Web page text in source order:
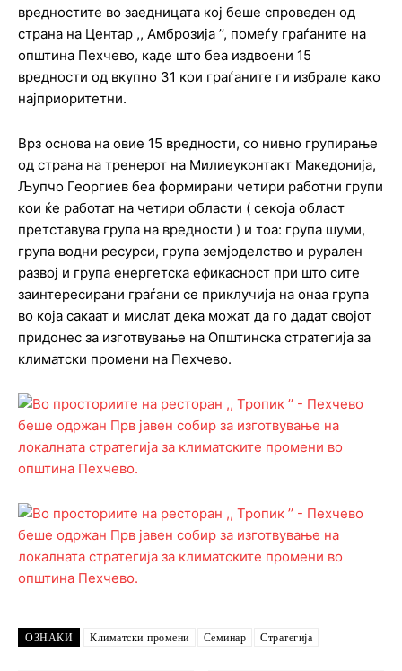
вредностите во заедницата кој беше спроведен од
страна на Центар ,, Амброзија ’’, помеѓу граѓаните на
општина Пехчево, каде што беа издвоени 15
вредности од вкупно 31 кои граѓаните ги избрале како
најприоритетни.
Врз основа на овие 15 вредности, со нивно групирање
од страна на тренерот на Милиеуконтакт Македонија,
Љупчо Георгиев беа формирани четири работни групи
кои ќе работат на четири области ( секоја област
претставува група на вредности ) и тоа: група шуми,
група водни ресурси, група земјоделство и рурален
развој и група енергетска ефикасност при што сите
заинтересирани граѓани се приклучија на онаа група
во која сакаат и мислат дека можат да го дадат својот
придонес за изготвување на Општинска стратегија за
климатски промени на Пехчево.
ОЗНАКИ Климатски промени Семинар Стратегија